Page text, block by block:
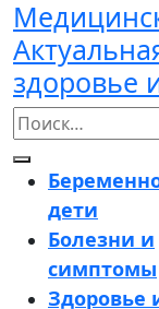
Перейти
содержимому
здоровье
Кнопка
Открыть
дети
Болезни и
симптомы
Здоровье